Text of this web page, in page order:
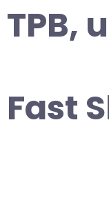
TPB,
Fast